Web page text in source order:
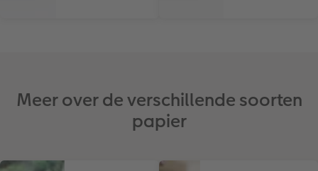
Meer over de verschillende soorten
papier